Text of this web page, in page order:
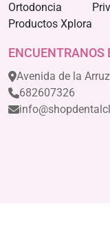
Ortodoncia
Productos Xplora
ENCUENTRANOS
Avenida de la
682607326